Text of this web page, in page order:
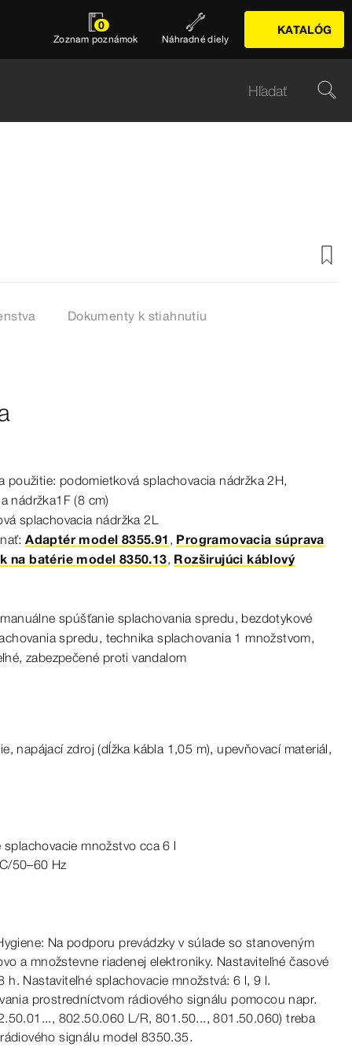
0
Zoznam poznámok Náhradné diely
KATALÓG
Dokumenty k stiahnutiu
použitie: podomietková splachovacia nádržka 2H,
nádržka1F(8 cm)
splachovacia nádržka 2L
Adaptér model 8355.91 , Programovacia súprava
na batérie model 8350.13, Rozširujúci káblový
spúšťanie splachovania spredu, bezdotykové
spredu, technika splachovania 1 množstvom,
zabezpečené proti vandalom
napájací zdroj (dĺžka kábla 1,05 m), upevňovací materiál,
splachovacie množstvo cca6 l
50–60 Hz
Na podporu prevádzky vsúlade sostanoveným
a množstevne riadenej elektroniky. Nastaviteľné časové
h. Nastaviteľné splachovacie množstvá: 6 l, 9 l.
prostredníctvom rádiového signálu pomocou napr.
802.50.060 L/R, 801.50..., 801.50.060) treba
signálu model 8350.35.